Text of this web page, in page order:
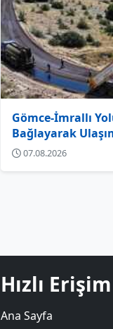
Gömce-İmrallı
Bağlayarak
07.08.2026
Hızlı Erişim
Ana Sayfa